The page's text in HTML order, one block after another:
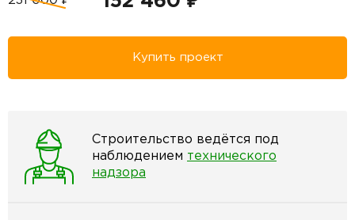
Купить проект
Строительство ведётся под
наблюдением технического
надзора